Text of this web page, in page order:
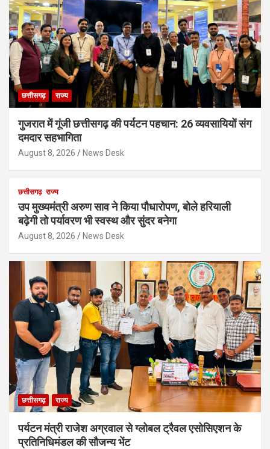
छत्तीसगढ़ राज्य
गुजरात में गूंजी छत्तीसगढ़ की पर्यटन पहचान: 26 व्यवसायियों संग
दमदार सहभागिता
August 8, 2026 News Desk
छत्तीसगढ़ राज्य
उप मुख्यमंत्री अरुण साव ने किया पौधारोपण, बोले हरियाली
बढ़ेगी तो पर्यावरण भी स्वस्थ और सुंदर बनेगा
August 8, 2026 News Desk
छत्तीसगढ़ राज्य
पर्यटन मंत्री राजेश अग्रवाल से ग्लोबल ट्रैवल एसोसिएशन के
प्रतिनिधिमंडल की सौजन्य भेंट